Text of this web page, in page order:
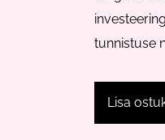
tunnistuse
Lisa